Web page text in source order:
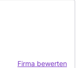
Firma bewerten